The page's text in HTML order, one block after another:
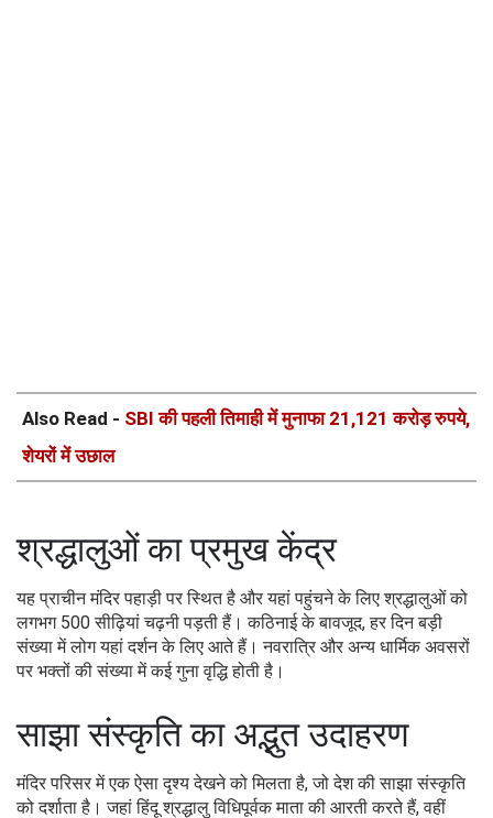
Also Read - SBI की पहली तिमाही में मुनाफा 21,121 करोड़ रुपये,
शेयरों में उछाल
श्रद्धालुओं का प्रमुख केंद्र
यह प्राचीन मंदिर पहाड़ी पर स्थित है और यहां पहुंचने के लिए श्रद्धालुओं को
लगभग 500 सीढ़ियां चढ़नी पड़ती हैं। कठिनाई के बावजूद, हर दिन बड़ी
संख्या में लोग यहां दर्शन के लिए आते हैं। नवरात्रि और अन्य धार्मिक अवसरों
पर भक्तों की संख्या में कई गुना वृद्धि होती है।
साझा संस्कृति का अद्भुत उदाहरण
मंदिर परिसर में एक ऐसा दृश्य देखने को मिलता है, जो देश की साझा संस्कृति
को दर्शाता है। जहां हिंदू श्रद्धालु विधिपूर्वक माता की आरती करते हैं, वहीं